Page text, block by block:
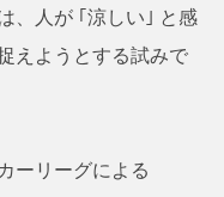
、人が ｢涼しい｣ と感
えようとする試みで
ーリーグによる